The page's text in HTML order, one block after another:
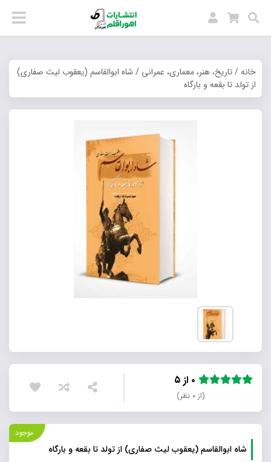
خانه/تاریخ، هنر، معماری، عمرانی / شاه ابوالقاسم (یعقوب لیث صفاری)
از تولد تا بقعه و بارگاه
(از ۰ نظر)
موجود
شاه ابوالقاسم (یعقوب لیث صفاری) از تولد تا بقعه و بارگاه